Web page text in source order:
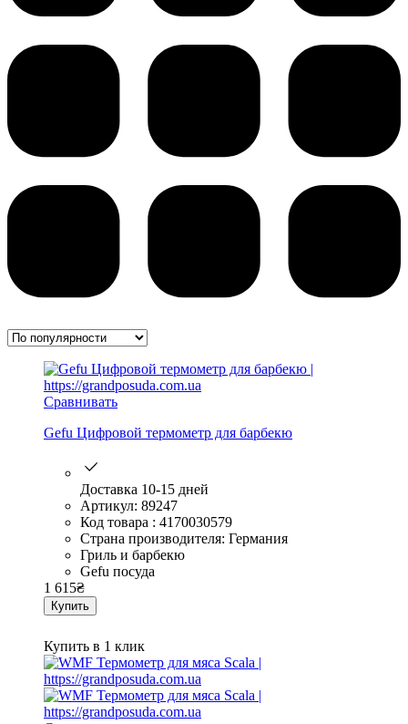
Сравнивать
Gefu Цифровой термометр для барбекю
Доставка 10-15 дней
Артикул: 89247
Код товара : 4170030579
Страна производителя: Германия
Гриль и барбекю
Gefu посуда
1 615₴
Купить
Купить в 1 клик